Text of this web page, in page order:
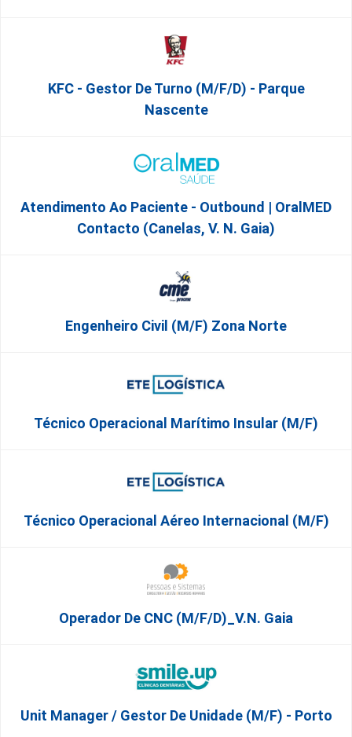
KFC - Gestor De Turno (m/f/d) - Parque
Nascente
Atendimento Ao Paciente - Outbound | OralMED
Contacto (Canelas, V. N. Gaia)
Engenheiro Civil (m/f) Zona Norte
Técnico Operacional Marítimo Insular (m/f)
Técnico Operacional Aéreo Internacional (m/f)
Operador De CNC (m/f/d)_V.N. Gaia
Unit Manager / Gestor De Unidade (M/F) - Porto